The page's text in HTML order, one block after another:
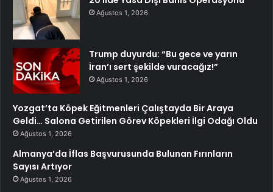
Ağustos 1, 2026
Trump duyurdu: “Bu gece ve yarın
İran’ı sert şekilde vuracağız!”
Ağustos 1, 2026
Yozgat’ta Köpek Eğitmenleri Çalıştayda Bir Araya
Geldi… Salona Getirilen Görev Köpekleri İlgi Odağı Oldu
Ağustos 1, 2026
Almanya’da İflas Başvurusunda Bulunan Fırınların
Sayısı Artıyor
Ağustos 1, 2026